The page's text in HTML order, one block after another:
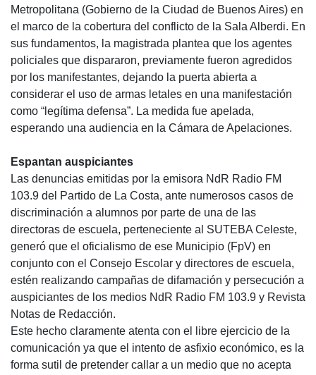
Metropolitana (Gobierno de la Ciudad de Buenos Aires) en
el marco de la cobertura del conflicto de la Sala Alberdi. En
sus fundamentos, la magistrada plantea que los agentes
policiales que dispararon, previamente fueron agredidos
por los manifestantes, dejando la puerta abierta a
considerar el uso de armas letales en una manifestación
como “legítima defensa”. La medida fue apelada,
esperando una audiencia en la Cámara de Apelaciones.
Espantan auspiciantes
Las denuncias emitidas por la emisora NdR Radio FM
103.9 del Partido de La Costa, ante numerosos casos de
discriminación a alumnos por parte de una de las
directoras de escuela, perteneciente al SUTEBACeleste,
generó que el oficialismo de ese Municipio (FpV) en
conjunto con el Consejo Escolar y directores de escuela,
estén realizando campañas de difamación y persecución a
auspiciantes de los medios NdR Radio FM 103.9 y Revista
Notas de Redacción.
Este hecho claramente atenta con el libre ejercicio de la
comunicación ya que el intento de asfixio económico, es la
forma sutil de pretender callar a un medio que no acepta